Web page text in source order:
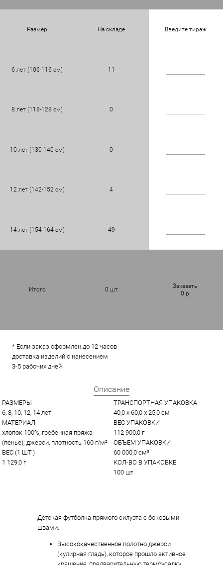
Размер На складе Введите тираж
6 лет (106-116 см) 11
8 лет (118-128 см) 0
10 лет (130-140 см) 0
12 лет (142-152 см) 4
14 лет (154-164 см) 49
Итого 0 шт
Заказать
0 р.
* Если заказ оформлен до 12 часов
доставка изделий с нанесением
3-5 рабочих дней
Описание
РАЗМЕРЫ
6, 8, 10, 12, 14 лет
МАТЕРИАЛ
хлопок 100%, гребенная пряжа
(пенье); джерси, плотность 160 г/м²
ВЕС (1 ШТ.)
1 129,0 г
ТРАНСПОРТНАЯ УПАКОВКА
40,0 x 60,0 x 25,0 см
ВЕС УПАКОВКИ
112 900,0 г
ОБЪЕМ УПАКОВКИ
60 000,0 см³
КОЛ-ВО В УПАКОВКЕ
100 шт
Детская футболка прямого силуэта с боковыми
швами.
Высококачественное полотно джерси
(кулирная гладь), которое прошло активное